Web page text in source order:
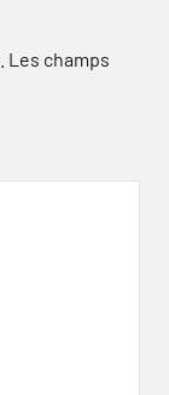
Les champs